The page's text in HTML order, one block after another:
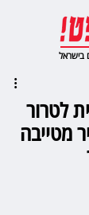
בישראל
לטרור
מטייבה